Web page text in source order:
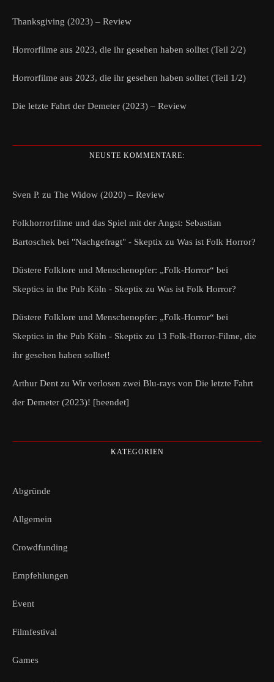
Thanksgiving (2023) – Review
Horrorfilme aus 2023, die ihr gesehen haben solltet (Teil 2/2)
Horrorfilme aus 2023, die ihr gesehen haben solltet (Teil 1/2)
Die letzte Fahrt der Demeter (2023) – Review
NEUSTE KOMMENTARE:
Sven P. zu The Widow (2020) – Review
Folkhorrorfilme und das Spiel mit der Angst: Sebastian
Bartoschek bei "Nachgefragt" - Skeptix zu Was ist Folk Horror?
Düstere Folklore und Menschenopfer: „Folk-Horror“ bei
Skeptics in the Pub Köln - Skeptix zu Was ist Folk Horror?
Düstere Folklore und Menschenopfer: „Folk-Horror“ bei
Skeptics in the Pub Köln - Skeptix zu 13 Folk-Horror-Filme, die
ihr gesehen haben solltet!
Arthur Dent zu Wir verlosen zwei Blu-rays von Die letzte Fahrt
der Demeter (2023)! [beendet]
KATEGORIEN
Abgründe
Allgemein
Crowdfunding
Empfehlungen
Event
Filmfestival
Games